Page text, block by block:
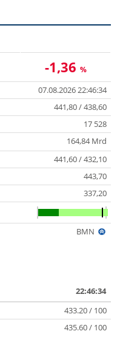
-1,36 %
07.08.2026 22:46:34
441,80 / 438,60
17 528
164,84 Mrd
441,60 / 432,10
443,70
337,20
BMN
22:46:34
433.20 / 100
435.60 / 100